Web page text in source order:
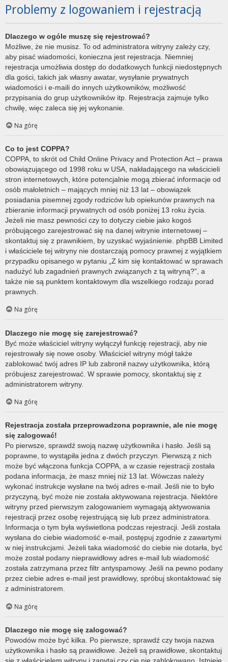
Problemy z logowaniem i rejestracją
Dlaczego w ogóle muszę się rejestrować?
Możliwe, że nie musisz. To od administratora witryny zależy czy,
aby pisać wiadomości, konieczna jest rejestracja. Niemniej
rejestracja umożliwia dostęp do dodatkowych funkcji niedostępnych
dla gości, takich jak własny awatar, wysyłanie prywatnych
wiadomości i e-maili do innych użytkowników, możliwość
przypisania do grup użytkowników itp. Rejestracja zajmuje tylko
chwilę, więc zaleca się jej wykonanie.
Na górę
Co to jest COPPA?
COPPA, to skrót od Child Online Privacy and Protection Act – prawa
obowiązującego od 1998 roku w USA, nakładającego na właścicieli
stron internetowych, które potencjalnie mogą zbierać informacje od
osób małoletnich – mających mniej niż 13 lat – obowiązek
posiadania pisemnej zgody rodziców lub opiekunów prawnych na
zbieranie informacji prywatnych od osób poniżej 13 roku życia.
Jeżeli nie masz pewności czy to dotyczy ciebie jako kogoś
próbującego zarejestrować się na danej witrynie internetowej –
skontaktuj się z prawnikiem, by uzyskać wyjaśnienie. phpBB Limited
i właściciele tej witryny nie dostarczają pomocy prawnej z wyjątkiem
przypadku opisanego w pytaniu „Z kim się kontaktować w sprawach
nadużyć lub zagadnień prawnych związanych z tą witryną?”, a
także nie są punktem kontaktowym dla wszelkiego rodzaju porad
prawnych.
Na górę
Dlaczego nie mogę się zarejestrować?
Być może właściciel witryny wyłączył funkcję rejestracji, aby nie
rejestrowały się nowe osoby. Właściciel witryny mógł także
zablokować twój adres IP lub zabronił nazwy użytkownika, którą
próbujesz zarejestrować. W sprawie pomocy, skontaktuj się z
administratorem witryny.
Na górę
Rejestracja została przeprowadzona poprawnie, ale nie mogę
się zalogować!
Po pierwsze, sprawdź swoją nazwę użytkownika i hasło. Jeśli są
poprawne, to wystąpiła jedna z dwóch przyczyn. Pierwszą z nich
może być włączona funkcja COPPA, a w czasie rejestracji została
podana informacja, że masz mniej niż 13 lat. Wówczas należy
wykonać instrukcje wysłane na twój adres e-mail. Jeśli nie to było
przyczyną, być może nie została aktywowana rejestracja. Niektóre
witryny przed pierwszym zalogowaniem wymagają aktywowania
rejestracji przez osobę rejestrującą się lub przez administratora.
Informacja o tym była wyświetlona podczas rejestracji. Jeśli została
wysłana do ciebie wiadomość e-mail, postępuj zgodnie z zawartymi
w niej instrukcjami. Jeżeli taka wiadomość do ciebie nie dotarła, być
może został podany nieprawidłowy adres e-mail lub wiadomość
została zatrzymana przez filtr antyspamowy. Jeśli na pewno podany
przez ciebie adres e-mail jest prawidłowy, spróbuj skontaktować się
z administratorem.
Na górę
Dlaczego nie mogę się zalogować?
Powodów może być kilka. Po pierwsze, sprawdź czy twoja nazwa
użytkownika i hasło są prawidłowe. Jeżeli są prawidłowe, skontaktuj